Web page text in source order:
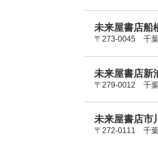
未来屋書店船
〒273-0045 千
未来屋書店新
〒279-0012 千
未来屋書店市
〒272-0111 千葉